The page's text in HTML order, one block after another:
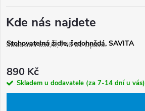
Stohovatelná židle, šedohnědá, SAVITA
890 Kč
Skladem u dodavatele (za 7-14 dní u vás)
Kde nás najdete
Skladištní 692/3, 746 01 Opava